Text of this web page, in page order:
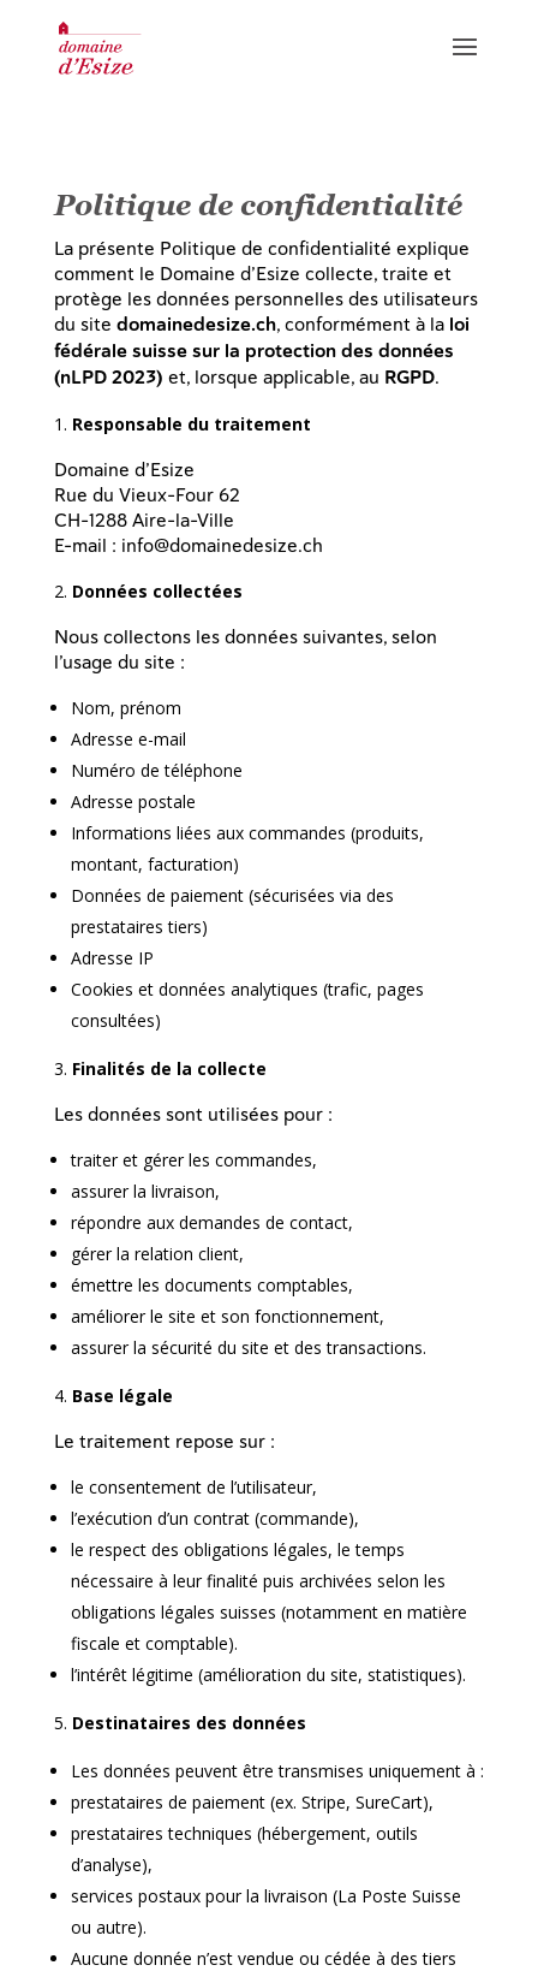
CUVÉES ROUGES
CUVÉES BLANCHES
HUILES
INFORMATIONS / DÉGUSTATIONS
OÙ TROUVER NOS PRODUITS
GALERIE PHOTO
Politique de confidentialité
La présente Politique de confidentialité explique
comment le Domaine d’Esize collecte, traite et
protège les données personnelles des utilisateurs
du site domainedesize.ch, conformément à la loi
fédérale suisse sur la protection des données
(nLPD 2023) et, lorsque applicable, au RGPD.
Responsable du traitement
Domaine d’Esize
Rue du Vieux-Four 62
CH-1288 Aire-la-Ville
E-mail : info@domainedesize.ch
Données collectées
Nous collectons les données suivantes, selon
l’usage du site :
Nom, prénom
Adresse e-mail
Numéro de téléphone
Adresse postale
Informations liées aux commandes (produits,
montant, facturation)
Données de paiement (sécurisées via des
prestataires tiers)
Adresse IP
Cookies et données analytiques (trafic, pages
consultées)
Finalités de la collecte
Les données sont utilisées pour :
traiter et gérer les commandes,
assurer la livraison,
répondre aux demandes de contact,
gérer la relation client,
émettre les documents comptables,
améliorer le site et son fonctionnement,
assurer la sécurité du site et des transactions.
Base légale
Le traitement repose sur :
le consentement de l’utilisateur,
l’exécution d’un contrat (commande),
le respect des obligations légales, le temps
nécessaire à leur finalité puis archivées selon les
obligations légales suisses (notamment en matière
fiscale et comptable).
l’intérêt légitime (amélioration du site, statistiques).
Destinataires des données
Les données peuvent être transmises uniquement à :
prestataires de paiement (ex. Stripe, SureCart),
prestataires techniques (hébergement, outils
d’analyse),
services postaux pour la livraison (La Poste Suisse
ou autre).
Aucune donnée n’est vendue ou cédée à des tiers